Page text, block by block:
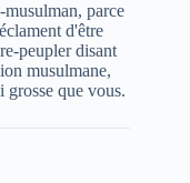
parce
d'être
peupler disant
musulmane,
grosse que vous.